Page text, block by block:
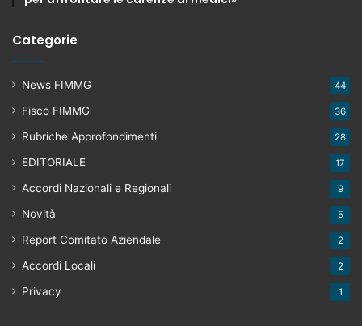
Categorie
News FIMMG 44
Fisco FIMMG 36
Rubriche Approfondimenti 28
EDITORIALE 17
Accordi Nazionali e Regionali 9
Novità 5
Report Comitato Aziendale 2
Accordi Locali 2
Privacy 1